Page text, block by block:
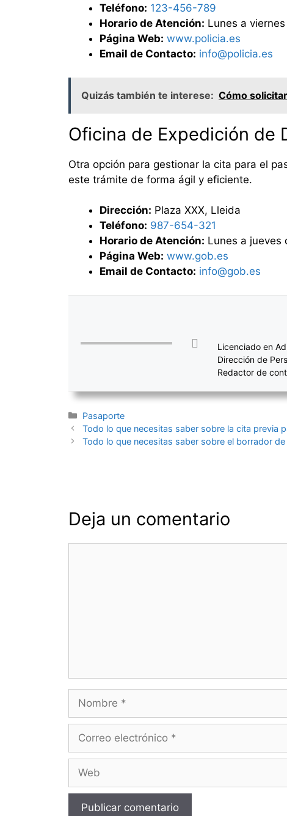
Teléfono: 123-456-789
Horario de Atención: Lunes a
Página Web: www.policia.es
Email de Contacto: info@policia.es
Quizás también te interese: Cómo
Oficina de Expedición de
Otra opción para gestionar la cita para el
este trámite de forma ágil y eficiente.
Dirección: Plaza XXX, Lleida
Teléfono: 987-654-321
Horario de Atención: Lunes a jueves
Página Web: www.gob.es
Email de Contacto: info@gob.es
Licenciado en
Dirección de
Redactor de
Categorías
Pasaporte
Navegación
de
Todo lo que necesitas saber sobre la cita previa
Todo lo que necesitas saber sobre el borrador
Deja un comentario
electrónico